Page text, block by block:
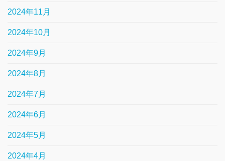
2024年11月
2024年10月
2024年9月
2024年8月
2024年7月
2024年6月
2024年5月
2024年4月